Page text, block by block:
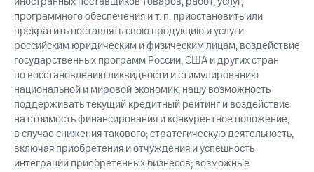
программного обеспечения и т. п. приостановить или
прекратить поставлять свою продукцию и услуги
российским юридическим и физическим лицам; воздействие
государственных программ России, США и других стран
по восстановлению ликвидности и стимулированию
национальной и мировой экономик; нашу возможность
поддерживать текущий кредитный рейтинг и воздействие
на стоимость финансирования и конкурентное положение,
в случае снижения такового; стратегическую деятельность,
включая приобретения и отчуждения и успешность
интеграции приобретенных бизнесов; возможные